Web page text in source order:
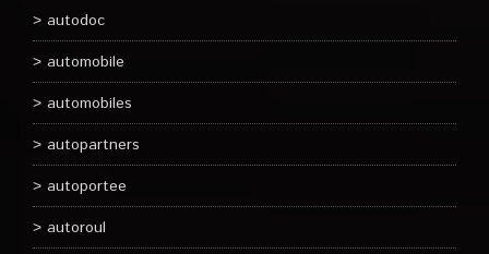
autodoc
automobile
automobiles
autopartners
autoportee
autoroul